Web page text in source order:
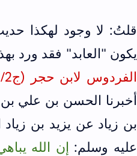
قلتُ: لا وجود لهكذا
يكون "العابد" فقد ورد
الفردوس لابن حجر (ج2/ص532-
أخبرنا الحسن بن علي
بن زياد عن يزيد بن
عليه وسلم: إن الله